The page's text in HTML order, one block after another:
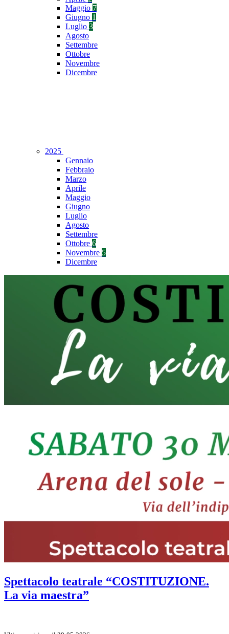
Maggio 7
Giugno 1
Luglio 3
Agosto
Settembre
Ottobre
Novembre
Dicembre
2025
Gennaio
Febbraio
Marzo
Aprile
Maggio
Giugno
Luglio
Agosto
Settembre
Ottobre 6
Novembre 5
Dicembre
Spettacolo teatrale “COSTITUZIONE.
La via maestra”